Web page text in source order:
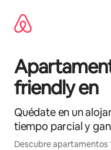
contenido
friendly en
Quédate en un
tiempo parcial y
Descubre apartamentos